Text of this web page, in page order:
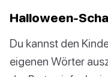
Halloween-
Du kannst den
eigenen Wörter